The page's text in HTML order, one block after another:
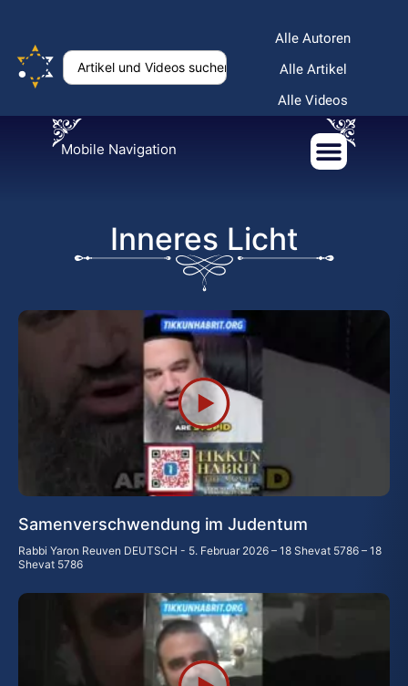
Alle Autoren
Alle Artikel
Alle Videos
Mobile Navigation
Inneres Licht
Samenverschwendung im Judentum
Rabbi Yaron Reuven DEUTSCH
5. Februar 2026 – 18 Shevat 5786 – 18
Shevat 5786